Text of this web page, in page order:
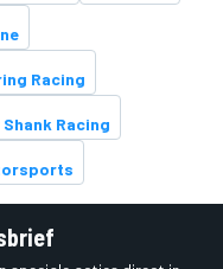
Racing
Shank Racing